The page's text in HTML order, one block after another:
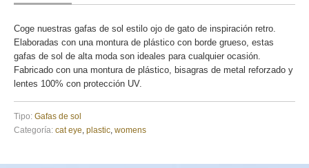
Coge nuestras gafas de sol estilo ojo de gato de inspiración retro.
Elaboradas con una montura de plástico con borde grueso, estas
gafas de sol de alta moda son ideales para cualquier ocasión.
Fabricado con una montura de plástico, bisagras de metal reforzado y
lentes 100% con protección UV.
Tipo: Gafas de sol
Categoría: cat eye plastic womens